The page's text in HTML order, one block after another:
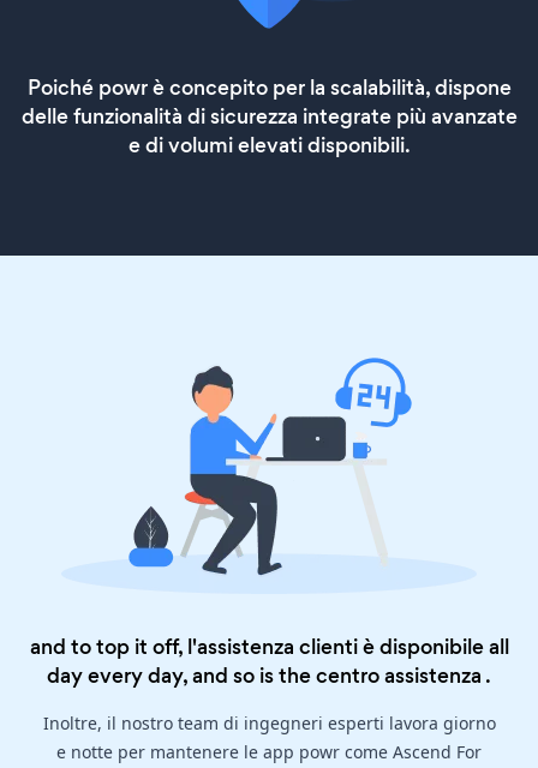
Poiché powr è concepito per la scalabilità, dispone
delle funzionalità di sicurezza integrate più avanzate
e di volumi elevati disponibili.
and to top it off, l'assistenza clienti è disponibile all
day every day, and so is thecentro assistenza .
Inoltre, il nostro team di ingegneri esperti lavora giorno
e notte per mantenere le app powr come Ascend For